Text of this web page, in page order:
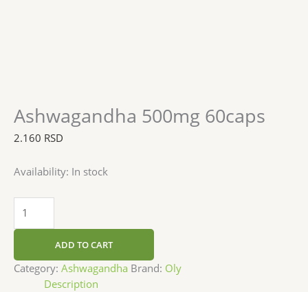
Ashwagandha 500mg 60caps
2.160 RSD
Availability: In stock
ADD TO CART
Category: Ashwagandha Brand: Oly
Description